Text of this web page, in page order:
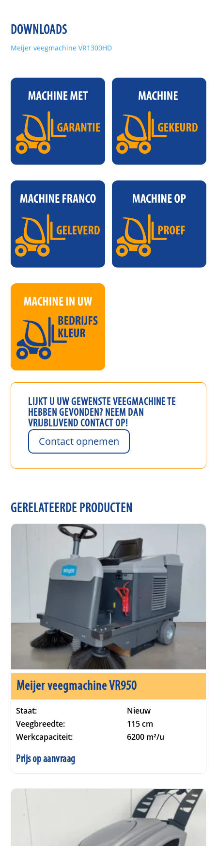
DOWNLOADS
Meijer veegmachine VR1300HD
LIJKT U UW GEWENSTEVEEGMACHINETE
HEBBEN GEVONDEN? NEEM DAN
VRIJBLIJVEND CONTACT OP!
Contact opnemen
GERELATEERDE PRODUCTEN
Meijer veegmachine VR950
Staat:
Nieuw
Veegbreedte:
115 cm
Werkcapaciteit:
6200 m²/u
Prijs op aanvraag